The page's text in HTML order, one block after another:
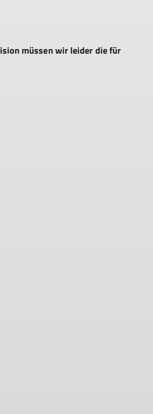
müssen wir leider die für